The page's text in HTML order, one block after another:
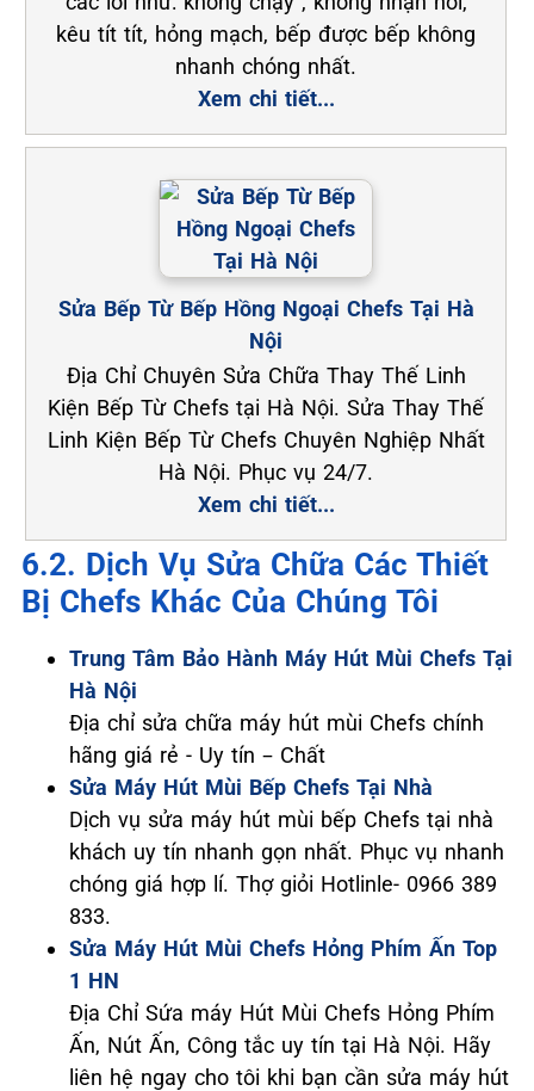
kêu tít tít, hỏng mạch, bếp được bếp không
nhanh chóng nhất.
Xem chi tiết...
Sửa Bếp Từ Bếp Hồng Ngoại Chefs Tại Hà
Nội
Địa Chỉ Chuyên Sửa Chữa Thay Thế Linh
Kiện Bếp Từ Chefs tại Hà Nội. Sửa Thay Thế
Linh Kiện Bếp Từ Chefs Chuyên Nghiệp Nhất
Hà Nội. Phục vụ 24/7.
Xem chi tiết...
6.2. Dịch Vụ Sửa Chữa Các Thiết
Bị Chefs Khác Của Chúng Tôi
Trung Tâm Bảo Hành Máy Hút Mùi Chefs Tại
Hà Nội
Địa chỉ sửa chữa máy hút mùi Chefs chính
hãng giá rẻ - Uy tín – Chất
Sửa Máy Hút Mùi Bếp Chefs Tại Nhà
Dịch vụ sửa máy hút mùi bếp Chefs tại nhà
khách uy tín nhanh gọn nhất. Phục vụ nhanh
chóng giá hợp lí. Thợ giỏi Hotlinle- 0966 389
833.
Sửa Máy Hút Mùi Chefs Hỏng Phím Ấn Top
1 HN
Địa Chỉ Sứa máy Hút Mùi Chefs Hỏng Phím
Ấn, Nút Ấn, Công tắc uy tín tại Hà Nội. Hãy
liên hệ ngay cho tôi khi bạn cần sửa máy hút